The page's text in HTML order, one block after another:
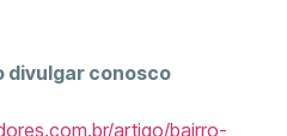
divulgar conosco
artigo/bairro-